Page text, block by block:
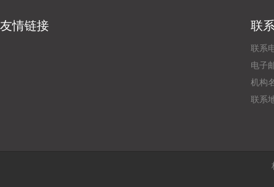
友情链接 联
联系
电子
机构
联系